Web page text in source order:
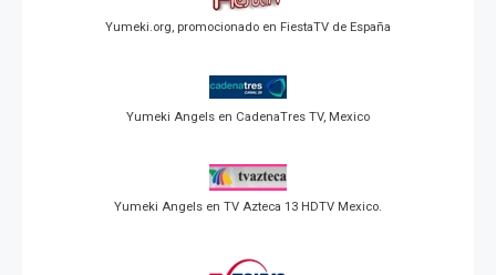
Yumeki.org, promocionado en FiestaTV de España
Yumeki Angels en CadenaTres TV, Mexico
Yumeki Angels en TV Azteca 13 HDTV Mexico.